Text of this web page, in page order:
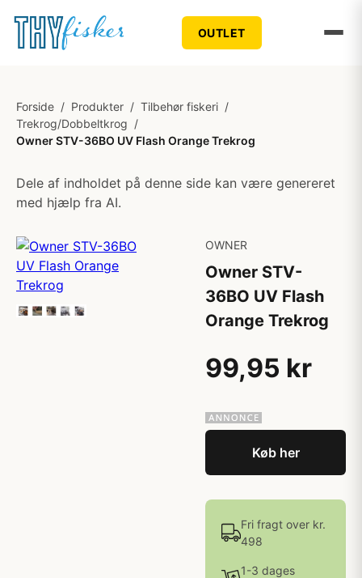
OUTLET
Forside / Produkter / Tilbehør fiskeri /
Trekrog/Dobbeltkrog /
Owner STV-36BO UV Flash Orange Trekrog
Dele af indholdet på denne side kan være genereret
med hjælp fra AI.
OWNER
Owner STV-
36BO UV Flash
Orange Trekrog
99,95 kr
Køb her
Fri fragt over kr.
498
1-3 dages